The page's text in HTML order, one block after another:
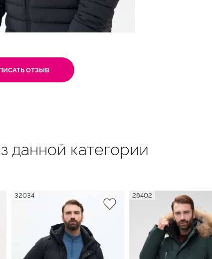
ОТЗЫВ
данной категории
32034 28402